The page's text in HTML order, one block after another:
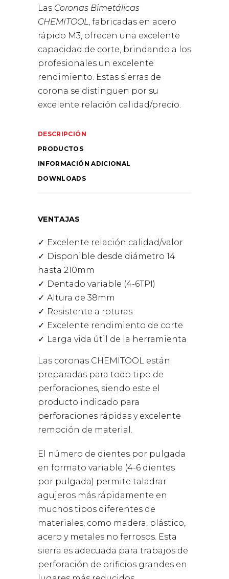
Las Coronas Bimetálicas
CHEMITOOL, fabricadas en acero
rápido M3, ofrecen una excelente
capacidad de corte, brindando a los
profesionales un excelente
rendimiento. Estas sierras de
corona se distinguen por su
excelente relación calidad/precio.
DESCRIPCIÓN
INFORMACIÓN ADICIONAL
PRODUCTOS
DOWNLOADS
VENTAJAS
Excelente relación calidad/valor
Disponible desde diámetro 14
hasta 210mm
Dentado variable (4-6TPI)
Altura de 38mm
Resistente a roturas
Excelente rendimiento de corte
Larga vida útil de la herramienta
Las coronas CHEMITOOL están
preparadas para todo tipo de
perforaciones, siendo este el
producto indicado para
perforaciones rápidas y excelente
remoción de material.
El número de dientes por pulgada
en formato variable (4-6 dientes
por pulgada) permite taladrar
agujeros más rápidamente en
muchos tipos diferentes de
materiales, como madera, plástico,
acero y metales no ferrosos. Esta
sierra es adecuada para trabajos de
perforación de orificios grandes en